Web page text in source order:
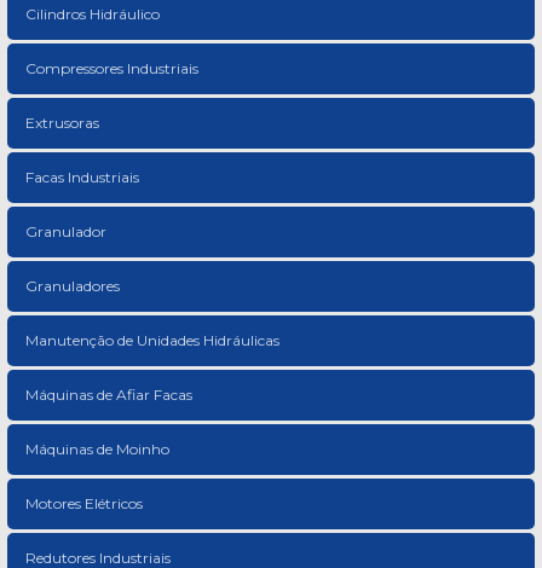
Cilindros Hidráulico
Compressores Industriais
Extrusoras
Facas Industriais
Granulador
Granuladores
Manutenção de Unidades Hidráulicas
Máquinas de Afiar Facas
Máquinas de Moinho
Motores Elétricos
Redutores Industriais